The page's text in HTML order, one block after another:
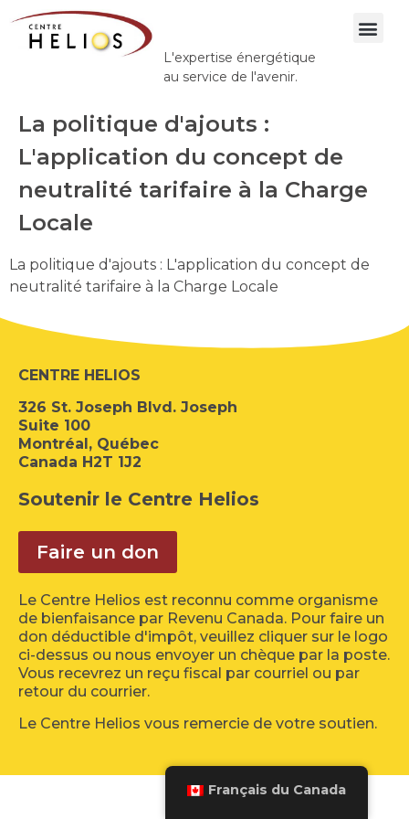
L'expertise énergétique
au service de l'avenir.
La politique d'ajouts :
L'application du concept de
neutralité tarifaire à la Charge
Locale
La politique d'ajouts : L'application du concept de
neutralité tarifaire à la Charge Locale
CENTRE HELIOS
326 St. Joseph Blvd. Joseph
Suite 100
Montréal, Québec
Canada H2T 1J2
Soutenir le Centre Helios
Faire un don
Le Centre Helios est reconnu comme organisme
de bienfaisance par Revenu Canada. Pour faire un
don déductible d'impôt, veuillez cliquer sur le logo
ci-dessus ou nous envoyer un chèque par la poste.
Vous recevrez un reçu fiscal par courriel ou par
retour du courrier.
Le Centre Helios vous remercie de votre soutien.
Français du Canada